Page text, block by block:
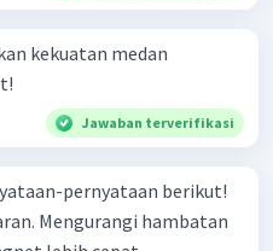
kekuatan medan
Jawaban terverifikasi
pernyataan berikut!